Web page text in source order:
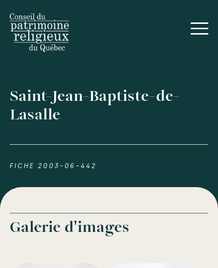
Saint-Jean-Baptiste-de-
Lasalle
FICHE 2003-06-442
Galerie d'images